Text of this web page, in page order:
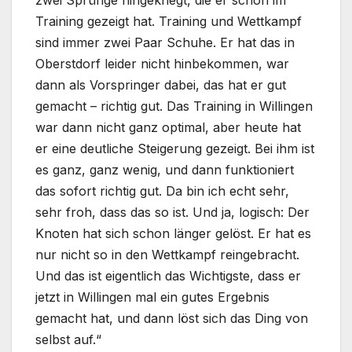
Training gezeigt hat. Training und Wettkampf
sind immer zwei Paar Schuhe. Er hat das in
Oberstdorf leider nicht hinbekommen, war
dann als Vorspringer dabei, das hat er gut
gemacht – richtig gut. Das Training in Willingen
war dann nicht ganz optimal, aber heute hat
er eine deutliche Steigerung gezeigt. Bei ihm ist
es ganz, ganz wenig, und dann funktioniert
das sofort richtig gut. Da bin ich echt sehr,
sehr froh, dass das so ist. Und ja, logisch: Der
Knoten hat sich schon länger gelöst. Er hat es
nur nicht so in den Wettkampf reingebracht.
Und das ist eigentlich das Wichtigste, dass er
jetzt in Willingen mal ein gutes Ergebnis
gemacht hat, und dann löst sich das Ding von
selbst auf.“